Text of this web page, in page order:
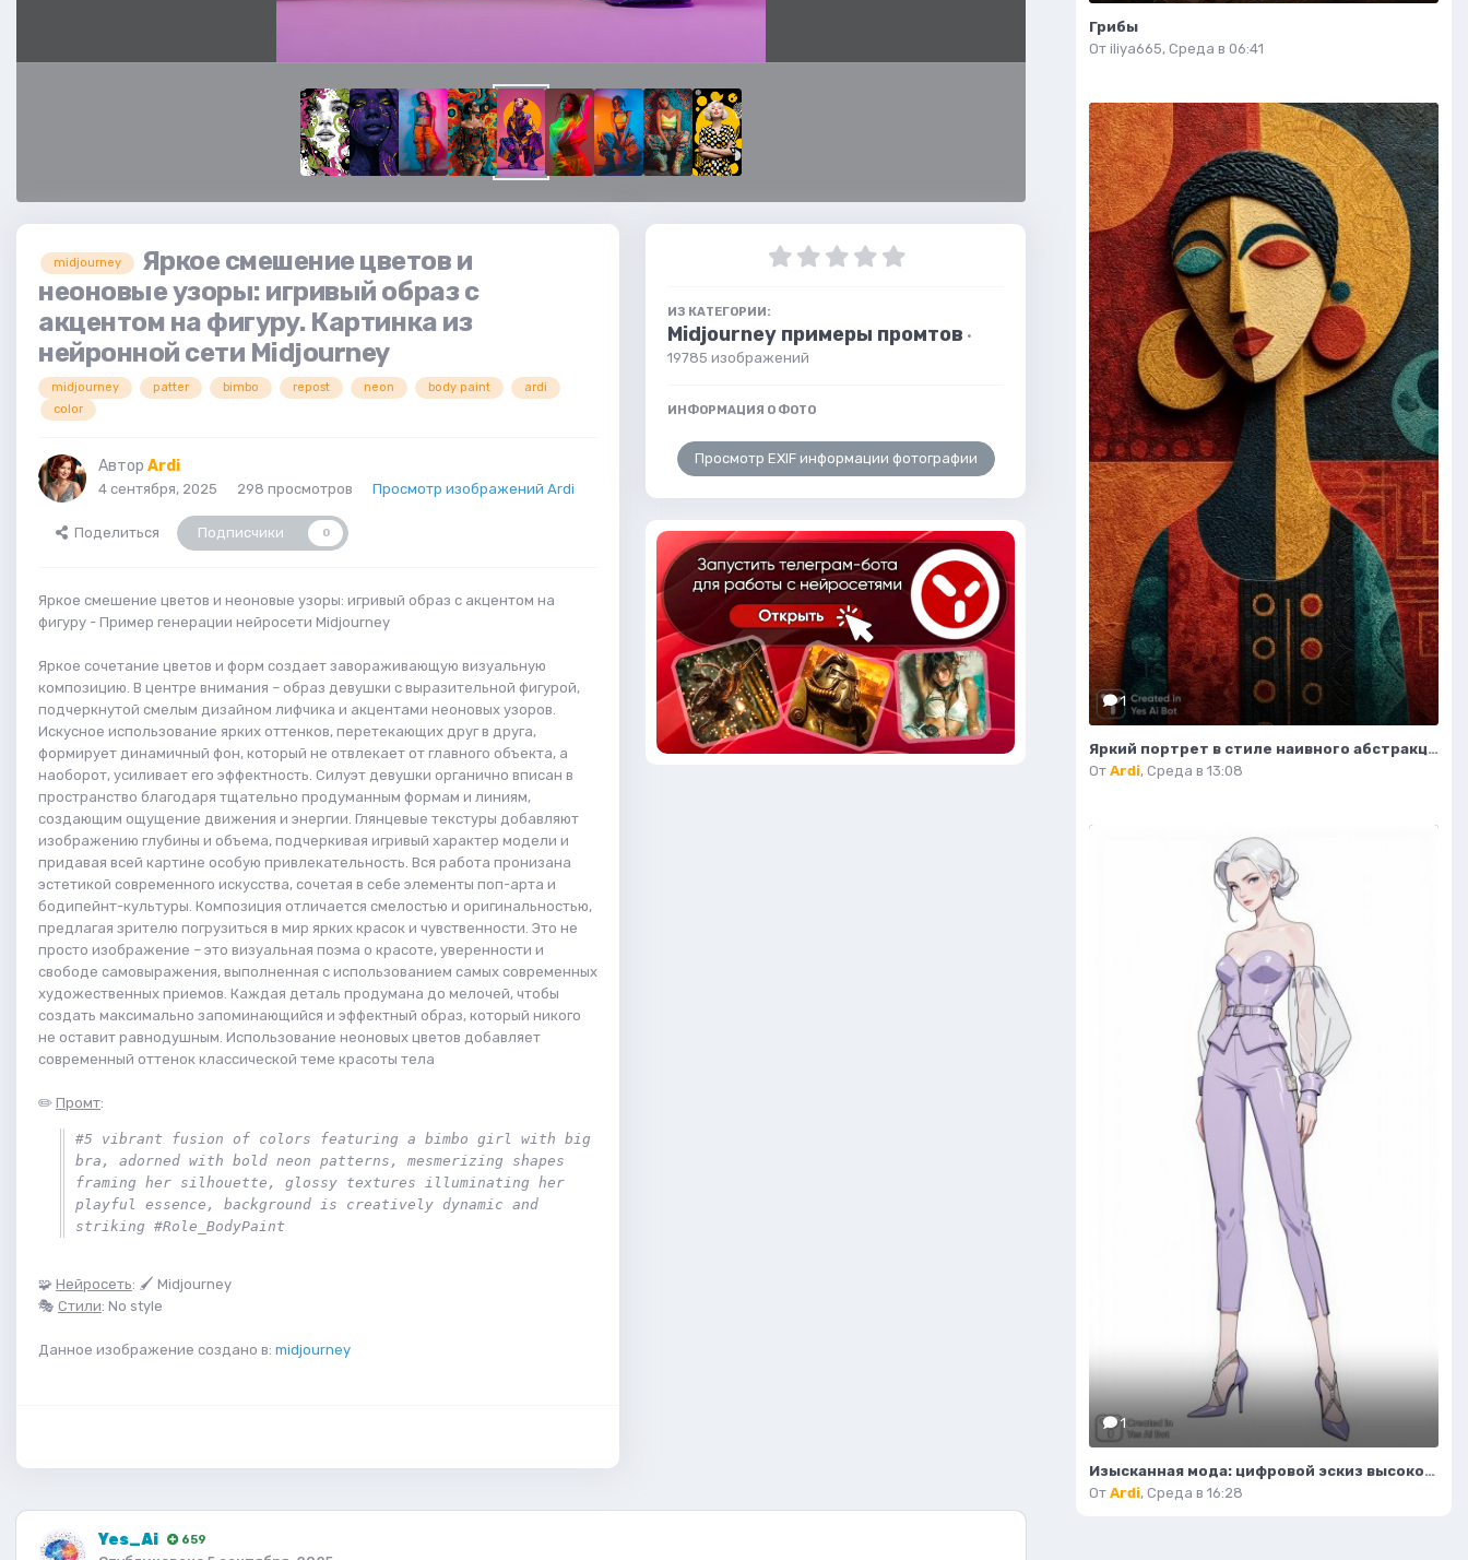
midjourney
Яркое смешение цветов и
неоновые узоры: игривый образ с
акцентом на фигуру. Картинка из
нейронной сети Midjourney
midjourney patter bimbo repost neon body paint
ardi
color
Автор Ardi
4 сентября, 2025 298 просмотров Просмотр изображений Ardi
Поделиться Подписчики 0
Яркое смешение цветов и неоновые узоры: игривый образ с акцентом на
фигуру - Пример генерации нейросети Midjourney
Яркое сочетание цветов и форм создает завораживающую визуальную
композицию. В центре внимания – образ девушки с выразительной фигурой,
подчеркнутой смелым дизайном лифчика и акцентами неоновых узоров.
Искусное использование ярких оттенков, перетекающих друг в друга,
формирует динамичный фон, который не отвлекает от главного объекта, а
наоборот, усиливает его эффектность. Силуэт девушки органично вписан в
пространство благодаря тщательно продуманным формам и линиям,
создающим ощущение движения и энергии. Глянцевые текстуры добавляют
изображению глубины и объема, подчеркивая игривый характер модели и
придавая всей картине особую привлекательность. Вся работа пронизана
эстетикой современного искусства, сочетая в себе элементы поп-арта и
бодипейнт-культуры. Композиция отличается смелостью и оригинальностью,
предлагая зрителю погрузиться в мир ярких красок и чувственности. Это не
просто изображение – это визуальная поэма о красоте, уверенности и
свободе самовыражения, выполненная с использованием самых современных
художественных приемов. Каждая деталь продумана до мелочей, чтобы
создать максимально запоминающийся и эффектный образ, который никого
не оставит равнодушным. Использование неоновых цветов добавляет
современный оттенок классической теме красоты тела
✏️ Промт:
#5 vibrant fusion of colors featuring a bimbo girl with big
bra, adorned with bold neon patterns, mesmerizing shapes
framing her silhouette, glossy textures illuminating her
playful essence, background is creatively dynamic and
striking #Role_BodyPaint
🧩 Нейросеть: 🖌 Midjourney
🎭 Стили: No style
Данное изображение создано в: midjourney
ИЗ КАТЕГОРИИ:
Midjourney примеры промтов ·
19785 изображений
ИНФОРМАЦИЯ О ФОТО
Просмотр EXIF информации фотографии
Yes_Ai 659
Грибы
От iliya665, Среда в 06:41
1
Яркий портрет в стиле наивного абстракционизма и африканского модернизма. Картинка из нейросети Midjourney
От Ardi, Среда в 13:08
1
Изысканная мода: цифровой эскиз высокой детализации и безупречного стиля. Картинка из нейронной сети Flux
От Ardi, Среда в 16:28